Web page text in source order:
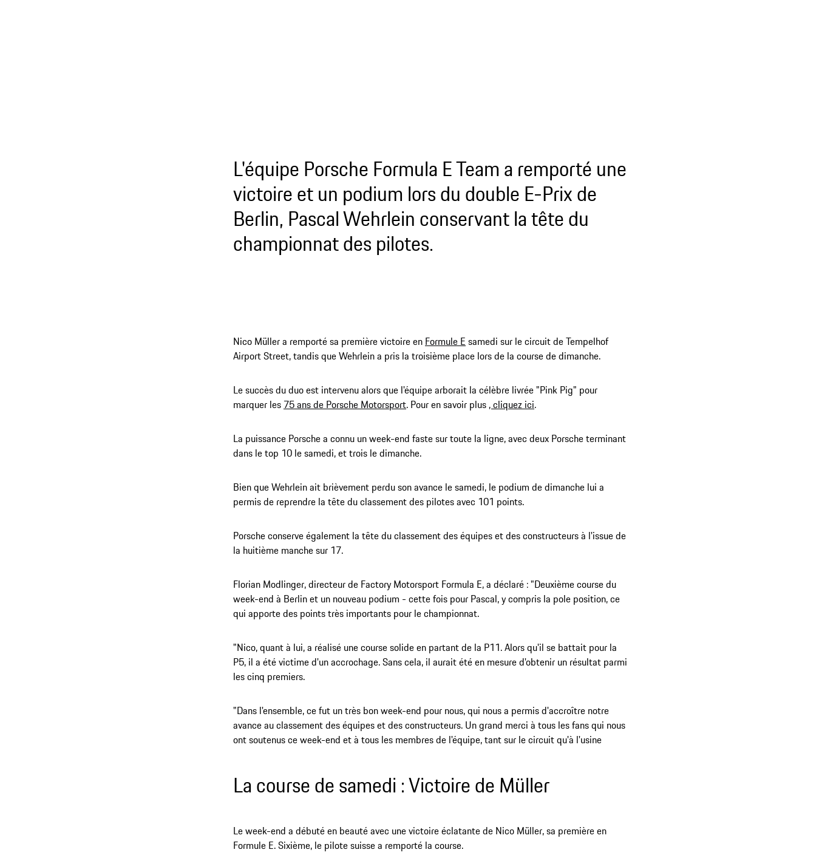
L'équipe Porsche Formula E Team a remporté une
victoire et un podium lors du double E-Prix de
Berlin, Pascal Wehrlein conservant la tête du
championnat des pilotes.
Nico Müller a remporté sa première victoire en Formule E samedi sur le circuit de Tempelhof
Airport Street, tandis que Wehrlein a pris la troisième place lors de la course de dimanche.
Le succès du duo est intervenu alors que l'équipe arborait la célèbre livrée "Pink Pig" pour
marquer les 75 ans de Porsche Motorsport. Pour en savoir plus , cliquez ici.
La puissance Porsche a connu un week-end faste sur toute la ligne, avec deux Porsche terminant
dans le top 10 le samedi, et trois le dimanche.
Bien que Wehrlein ait brièvement perdu son avance le samedi, le podium de dimanche lui a
permis de reprendre la tête du classement des pilotes avec 101 points.
Porsche conserve également la tête du classement des équipes et des constructeurs à l'issue de
la huitième manche sur 17.
Florian Modlinger, directeur de Factory Motorsport Formula E, a déclaré : "Deuxième course du
week-end à Berlin et un nouveau podium - cette fois pour Pascal, y compris la pole position, ce
qui apporte des points très importants pour le championnat.
"Nico, quant à lui, a réalisé une course solide en partant de la P11. Alors qu'il se battait pour la
P5, il a été victime d'un accrochage. Sans cela, il aurait été en mesure d'obtenir un résultat parmi
les cinq premiers.
"Dans l'ensemble, ce fut un très bon week-end pour nous, qui nous a permis d'accroître notre
avance au classement des équipes et des constructeurs. Un grand merci à tous les fans qui nous
ont soutenus ce week-end et à tous les membres de l'équipe, tant sur le circuit qu'à l'usine
La course de samedi : Victoire de Müller
Le week-end a débuté en beauté avec une victoire éclatante de Nico Müller, sa première en
Formule E. Sixième, le pilote suisse a remporté la course.